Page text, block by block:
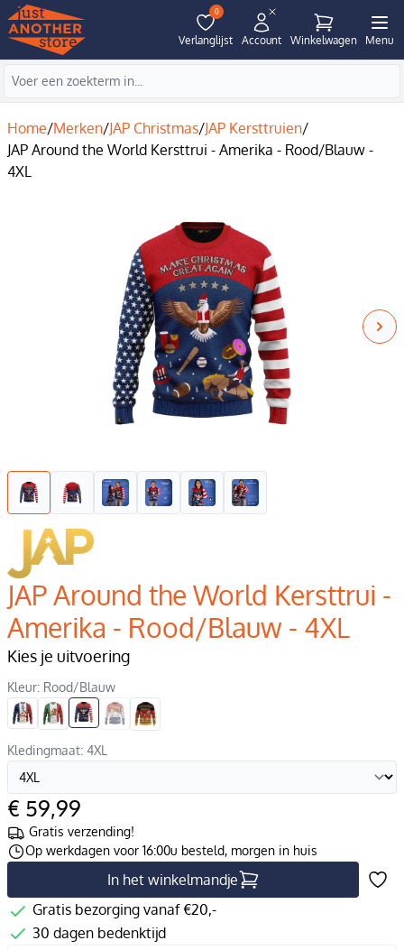
0
Verlanglijst Account Winkelwagen Menu
Home/Merken/JAP Christmas/JAP Kersttruien/
JAP Around the World Kersttrui - Amerika - Rood/Blauw -
4XL
JAP Around the World Kersttrui -
Amerika - Rood/Blauw - 4XL
Kies je uitvoering
Kleur: Rood/Blauw
Kledingmaat: 4XL
€ 59,99
Gratis verzending!
Op werkdagen voor 16:00u besteld, morgen in huis
In het winkelmandje
Gratis bezorging vanaf €20,-
30 dagen bedenktijd